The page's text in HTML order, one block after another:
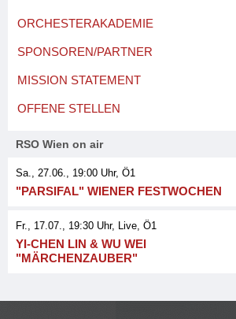
ORCHESTERAKADEMIE
SPONSOREN/PARTNER
MISSION STATEMENT
OFFENE STELLEN
RSO Wien on air
Sa., 27.06., 19:00 Uhr, Ö1
"PARSIFAL" WIENER FESTWOCHEN
Fr., 17.07., 19:30 Uhr, Live, Ö1
YI-CHEN LIN & WU WEI
"MÄRCHENZAUBER"